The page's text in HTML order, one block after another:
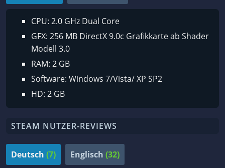
CPU: 2.0 GHz Dual Core
GFX: 256 MB DirectX 9.0c Grafikkarte ab Shader
Modell 3.0
RAM: 2 GB
Software: Windows 7/Vista/ XP SP2
HD: 2 GB
STEAM NUTZER-REVIEWS
Deutsch (7) Englisch (32)